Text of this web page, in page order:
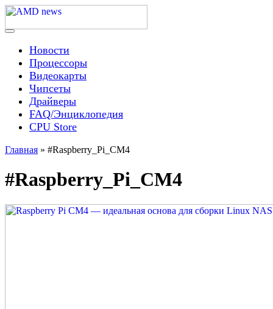
Skip
content
AMD news
Menu
Новости
Процессоры
Видеокарты
Чипсеты
Драйверы
FAQ/Энциклопедия
CPU Store
Главная » #Raspberry_Pi_CM4
#Raspberry_Pi_CM4